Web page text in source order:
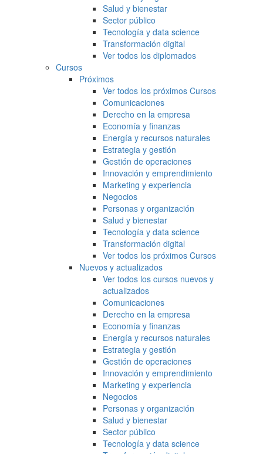
Salud y bienestar
Sector público
Tecnología y data science
Transformación digital
Ver todos los diplomados
Cursos
Próximos
Ver todos los próximos Cursos
Comunicaciones
Derecho en la empresa
Economía y finanzas
Energía y recursos naturales
Estrategia y gestión
Gestión de operaciones
Innovación y emprendimiento
Marketing y experiencia
Negocios
Personas y organización
Salud y bienestar
Tecnología y data science
Transformación digital
Ver todos los próximos Cursos
Nuevos y actualizados
Ver todos los cursos nuevos y
actualizados
Comunicaciones
Derecho en la empresa
Economía y finanzas
Energía y recursos naturales
Estrategia y gestión
Gestión de operaciones
Innovación y emprendimiento
Marketing y experiencia
Negocios
Personas y organización
Salud y bienestar
Sector público
Tecnología y data science